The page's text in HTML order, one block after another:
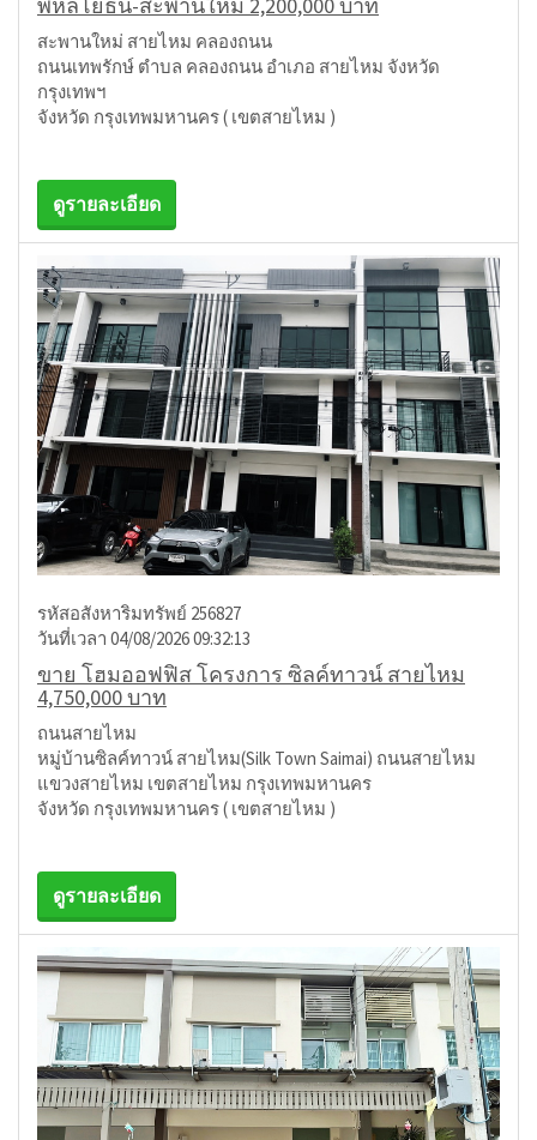
สะพานใหม่ สายไหม คลองถนน
ถนนเทพรักษ์ ตำบล คลองถนน อำเภอ สายไหม จังหวัด
กรุงเทพฯ
จังหวัด กรุงเทพมหานคร ( เขตสายไหม )
ดูรายละเอียด
รหัสอสังหาริมทรัพย์ 256827
วันที่เวลา 04/08/2026 09:32:13
ขาย โฮมออฟฟิส โครงการ ซิลค์ทาวน์ สายไหม
4,750,000 บาท
ถนนสายไหม
หมู่บ้านซิลค์ทาวน์ สายไหม(Silk Town Saimai) ถนนสายไหม
แขวงสายไหม เขตสายไหม กรุงเทพมหานคร
จังหวัด กรุงเทพมหานคร ( เขตสายไหม )
ดูรายละเอียด